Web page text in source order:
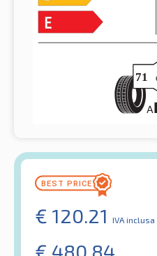
€ 120.21 IVA inclusa